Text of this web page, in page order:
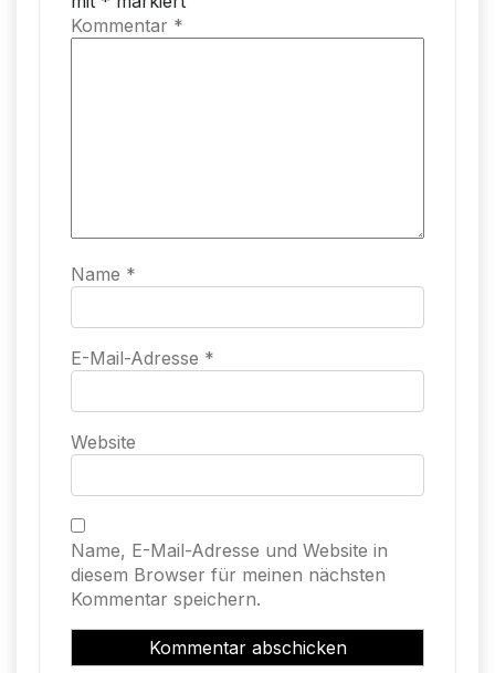
Kommentar *
Name *
E-Mail-Adresse *
Website
Name, E-Mail-Adresse und Website in
diesem Browser für meinen nächsten
Kommentar speichern.